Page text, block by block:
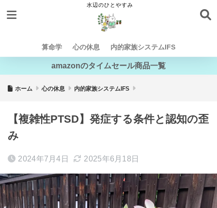
算命学 心の休息 内的家族システムIFS
amazonのタイムセール商品一覧
ホーム 心の休息 内的家族システムIFS
【複雑性PTSD】発症する条件と認知の歪
み
2024年7月4日 2025年6月18日